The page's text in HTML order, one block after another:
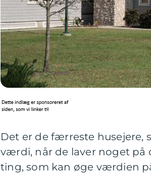
Det er de færreste husejere,
værdi, når de laver noget på
ting, som kan øge værdien